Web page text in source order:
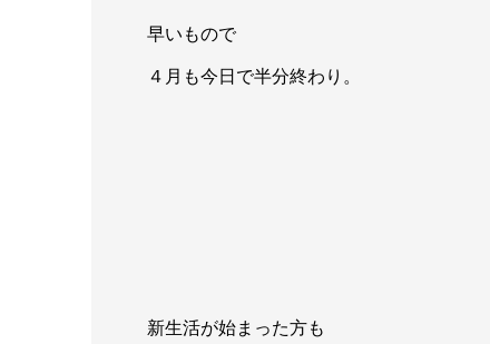
早いもので
４月も今日で半分終わり。
新生活が始まった方も